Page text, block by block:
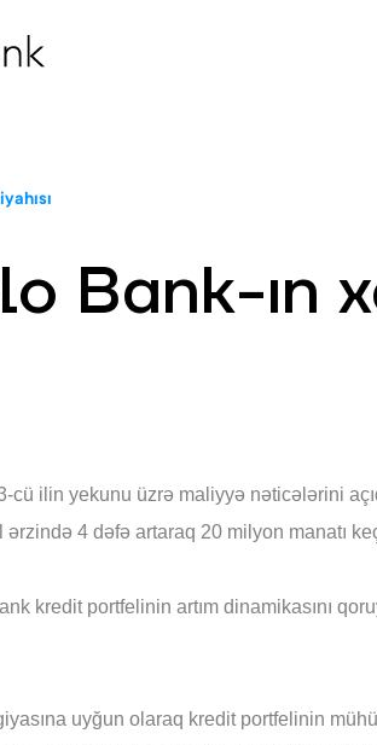
Bank-ın
cü ilin yekunu üzrə maliyyə nəticələrini
4 dəfə artaraq 20 milyon manatı
kredit portfelinin artım dinamikasını
uyğun olaraq kredit portfelinin